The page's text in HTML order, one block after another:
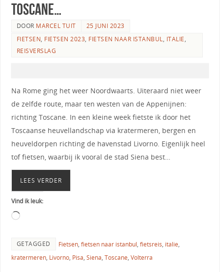
Toscane…
DOOR MARCEL TUIT
25 JUNI 2023
FIETSEN, FIETSEN 2023, FIETSEN NAAR ISTANBUL, ITALIE,
REISVERSLAG
Na Rome ging het weer Noordwaarts. Uiteraard niet weer
de zelfde route, maar ten westen van de Appenijnen:
richting Toscane. In een kleine week fietste ik door het
Toscaanse heuvellandschap via kratermeren, bergen en
heuveldorpen richting de havenstad Livorno. Eigenlijk heel
tof fietsen, waarbij ik vooral de stad Siena best…
LEES VERDER
Vind ik leuk:
GETAGGED Fietsen, fietsen naar istanbul, fietsreis, italie,
kratermeren, Livorno, Pisa, Siena, Toscane, Volterra